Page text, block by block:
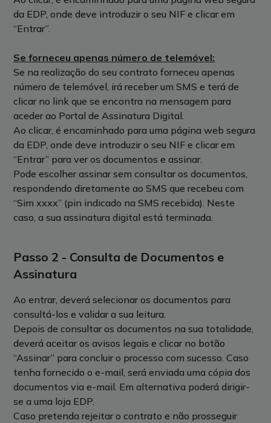
da EDP, onde deve introduzir o seu NIF e clicar em
“Entrar”.
Se forneceu apenas número de telemóvel:
Se na realização do seu contrato forneceu apenas
número de telemóvel, irá receber um SMS e terá de
clicar no link que se encontra na mensagem para
aceder ao Portal de Assinatura Digital.
Ao clicar, é encaminhado para uma página web segura
da EDP, onde deve introduzir o seu NIF e clicar em
“Entrar” para ver os documentos e assinar.
Pode escolher assinar sem consultar os documentos,
respondendo diretamente ao SMS que recebeu com
“Sim xxxx” (pin indicado na SMS recebida). Neste
caso, a sua assinatura digital está terminada.
Passo 2 - Consulta de Documentos e
Assinatura
Ao entrar, deverá selecionar os documentos para
consultá-los e validar a sua leitura.
Depois de consultar os documentos na sua totalidade,
deverá aceitar os avisos legais e clicar no botão
“Assinar” para concluir o processo com sucesso.Caso
tenha fornecido o e-mail, será enviada uma cópia dos
documentos via e-mail. Em alternativa poderá dirigir-
se a uma loja EDP.
Caso pretenda rejeitar o contrato e não prosseguir